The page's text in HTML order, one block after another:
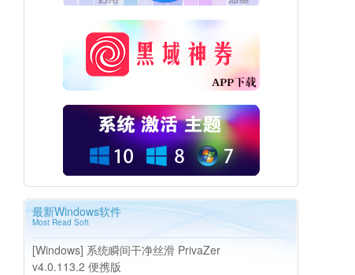
最新Windows软件
Most Read Soft
[Windows] 系统瞬间干净丝滑 PrivaZer
v4.0.113.2 便携版